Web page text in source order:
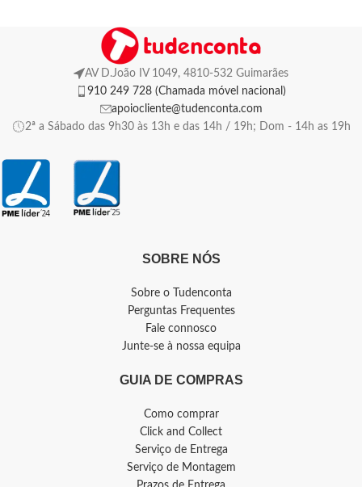
AV D.João IV 1049, 4810-532 Guimarães
910 249 728 (Chamada móvel nacional)
apoiocliente@tudenconta.com
2ª a Sábado das 9h30 às 13h e das 14h / 19h; Dom - 14h as 19h
SOBRE NÓS
Sobre o Tudenconta
Perguntas Frequentes
Fale connosco
Junte-se à nossa equipa
GUIA DE COMPRAS
Como comprar
Click and Collect
Serviço de Entrega
Serviço de Montagem